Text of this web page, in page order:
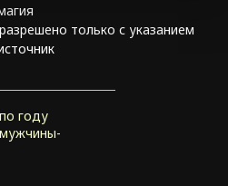
только с указанием
году